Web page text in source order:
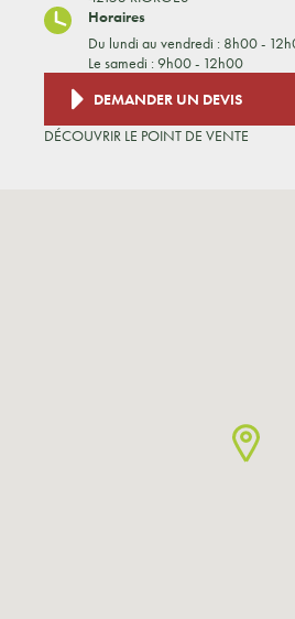
Horaires
Du lundi au vendredi : 8h00 -
Le samedi : 9h00 - 12h00
DEMANDER UN DEVIS
DÉCOUVRIR LE POINT DE VENTE